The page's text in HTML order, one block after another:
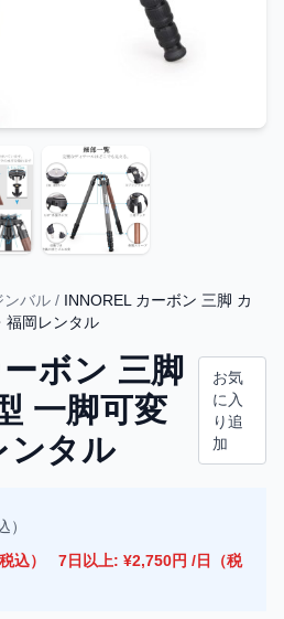
ンバル / INNOREL カーボン 三脚 カ
福岡レンタル
ボン 三脚
一脚可変
ンタル
お気
に入
り追
加
）
込）
7日以上: ¥2,750円 /日（税